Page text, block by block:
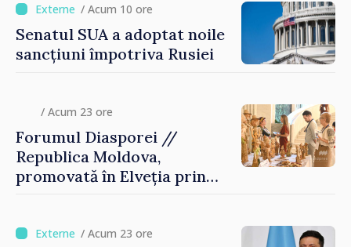
/ Acum 10 ore
Senatul SUA a adoptat noile
sancțiuni împotriva Rusiei
/ Acum 23 ore
Forumul Diasporei //
Republica Moldova,
promovată în Elveția prin
/ Acum 23 ore